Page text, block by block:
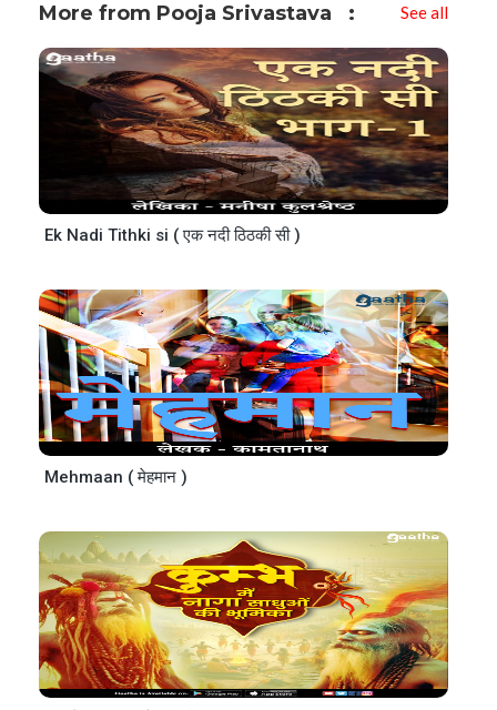
More from Pooja Srivastava See all
Ek Nadi Tithki si ( एक नदी ठिठकी सी )
Mehmaan ( मेहमान )